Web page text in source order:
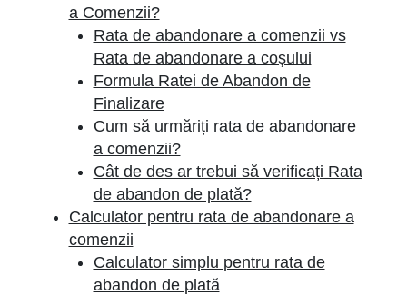
a Comenzii?
Rata de abandonare a comenzii vs
Rata de abandonare a coșului
Formula Ratei de Abandon de
Finalizare
Cum să urmăriți rata de abandonare
a comenzii?
Cât de des ar trebui să verificați Rata
de abandon de plată?
Calculator pentru rata de abandonare a
comenzii
Calculator simplu pentru rata de
abandon de plată